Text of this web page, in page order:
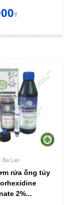
₫
Ba Lan
rửa ống tủy
2%...